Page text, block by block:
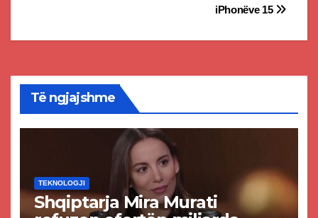
iPhonëve 15
Të ngjajshme
TEKNOLOGJI
Shqiptarja Mira Murati